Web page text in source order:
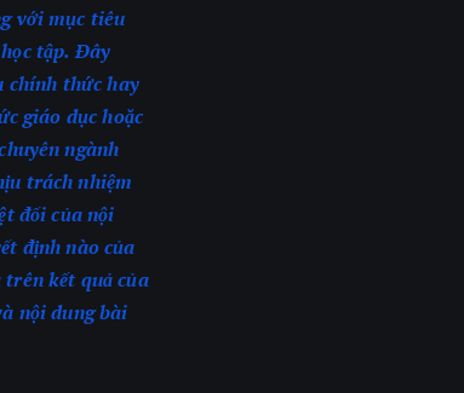
với mục tiêu
tập. Đây
chính thức hay
giáo dục hoặc
ngành
trách nhiệm
đối của nội
định nào của
kết quả của
nội dung bài